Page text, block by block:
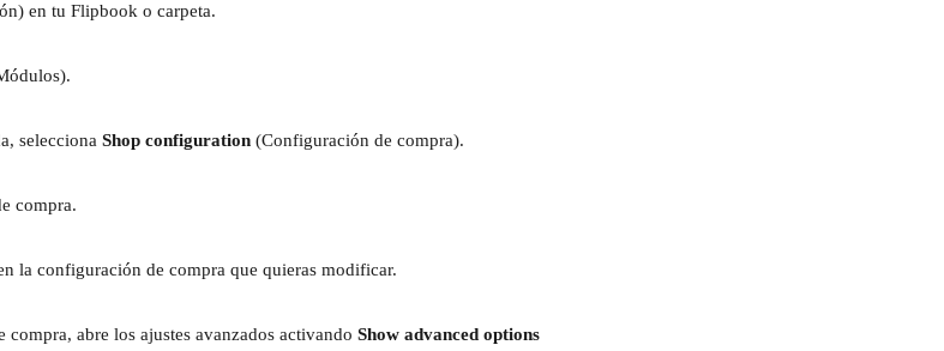
en tu Flipbook o carpeta.
selecciona Shop configuration (Configuración de compra).
compra.
la configuración de compra que quieras modificar.
abre los ajustes avanzados activando Show advanced options